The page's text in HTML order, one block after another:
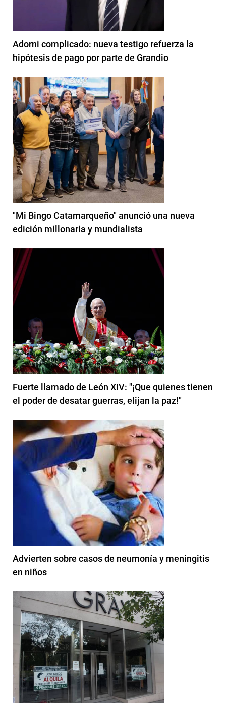
Adorni complicado: nueva testigo refuerza la
hipótesis de pago por parte de Grandio
"Mi Bingo Catamarqueño" anunció una nueva
edición millonaria y mundialista
Fuerte llamado de León XIV: "¡Que quienes tienen
el poder de desatar guerras, elijan la paz!"
Advierten sobre casos de neumonía y meningitis
en niños